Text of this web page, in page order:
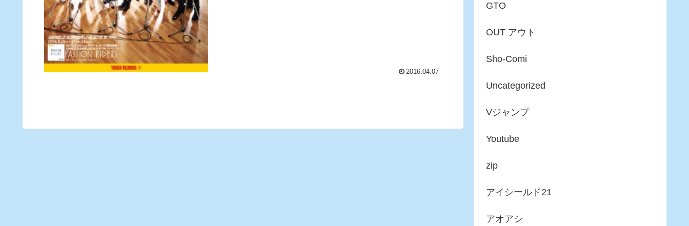
2016.04.07
GTO
OUT アウト
Sho-Comi
Uncategorized
Vジャンプ
Youtube
zip
アイシールド21
アオアシ